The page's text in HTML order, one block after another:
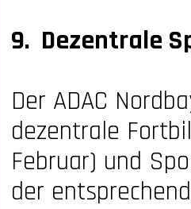
9. Dezentrale
Der ADAC
dezentrale
Februar) und
der